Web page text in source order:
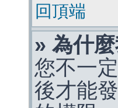
回頂端
» 為什
您不一
後才能